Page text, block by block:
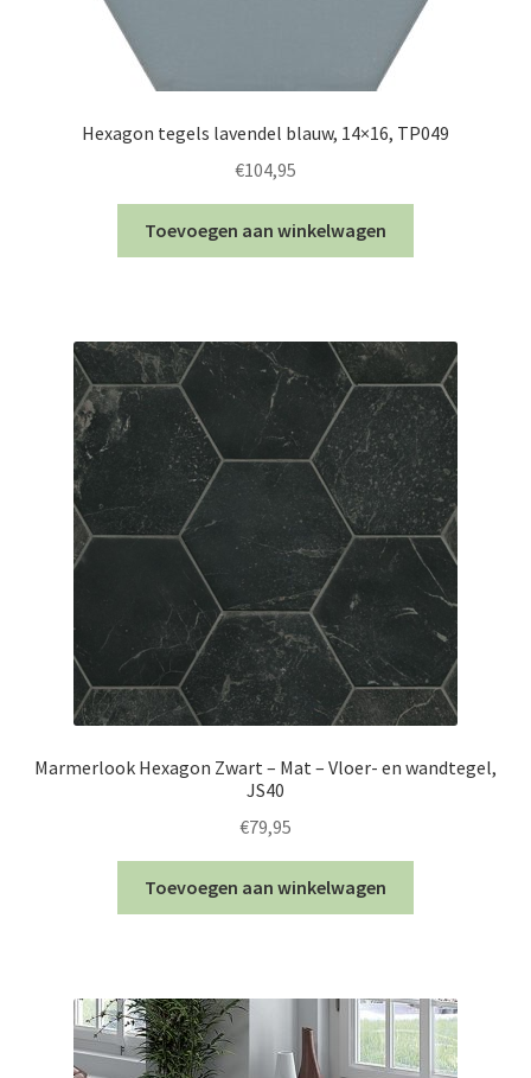
Hexagon tegels lavendel blauw, 14×16, TP049
€104,95
Toevoegen aan winkelwagen
Marmerlook Hexagon Zwart – Mat – Vloer- en wandtegel,
JS40
€79,95
Toevoegen aan winkelwagen